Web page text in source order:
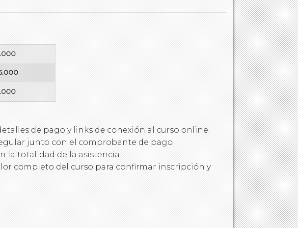
de pago y links de conexión al curso online.
junto con el comprobante de pago
la totalidad de la asistencia.
completo del curso para confirmar inscripción y